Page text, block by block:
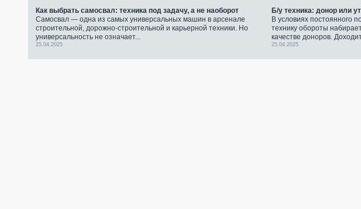
Как выбрать самосвал: техника под задачу, а не наоборот
Самосвал — одна из самых универсальных машин в арсенале
строительной, дорожно-строительной и карьерной техники. Но
универсальность не означает...
25.04.2025
Б/у техника: донор или
В условиях постоянного
технику обороты
качестве доноров.
25.04.2025